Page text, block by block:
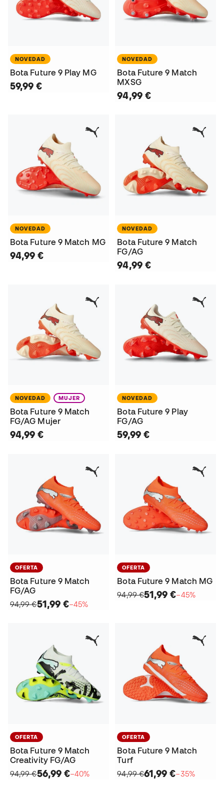
NOVEDAD
Bota Future 9 Play MG
59,99 €
NOVEDAD
Bota Future 9 Match
MXSG
94,99 €
NOVEDAD
Bota Future 9 Match MG
94,99 €
NOVEDAD
Bota Future 9 Match
FG/AG
94,99 €
NOVEDAD MUJER
Bota Future 9 Match
FG/AG Mujer
94,99 €
NOVEDAD
Bota Future 9 Play
FG/AG
59,99 €
OFERTA
Bota Future 9 Match
FG/AG
94,99 €51,99 €−45%
OFERTA
Bota Future 9 Match MG
94,99 €51,99 €−45%
OFERTA
Bota Future 9 Match
Creativity FG/AG
94,99 €56,99 €−40%
OFERTA
Bota Future 9 Match
Turf
94,99 €61,99 €−35%